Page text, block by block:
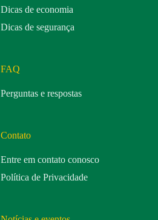
Dicas de economia
Dicas de segurança
FAQ
Perguntas e respostas
Contato
Entre em contato conosco
Política de Privacidade